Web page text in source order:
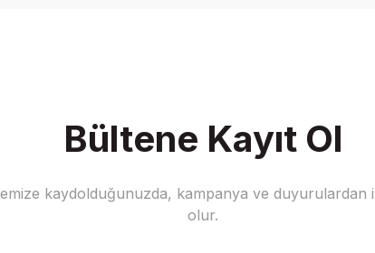
Gönder
Bültene Kayıt Ol
kaydolduğunuzda, kampanya ve duyurulardan
olur.